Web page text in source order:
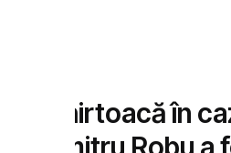
Chirtoacă în
Dumitru Robu a